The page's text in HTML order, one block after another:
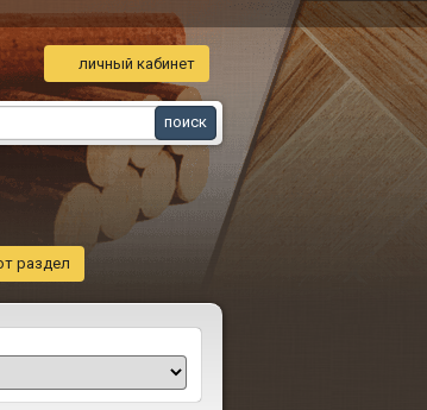
личный кабинет
раздел